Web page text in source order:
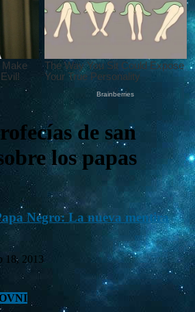
de san
los papas
Negro: La nueva mentira
18, 2013